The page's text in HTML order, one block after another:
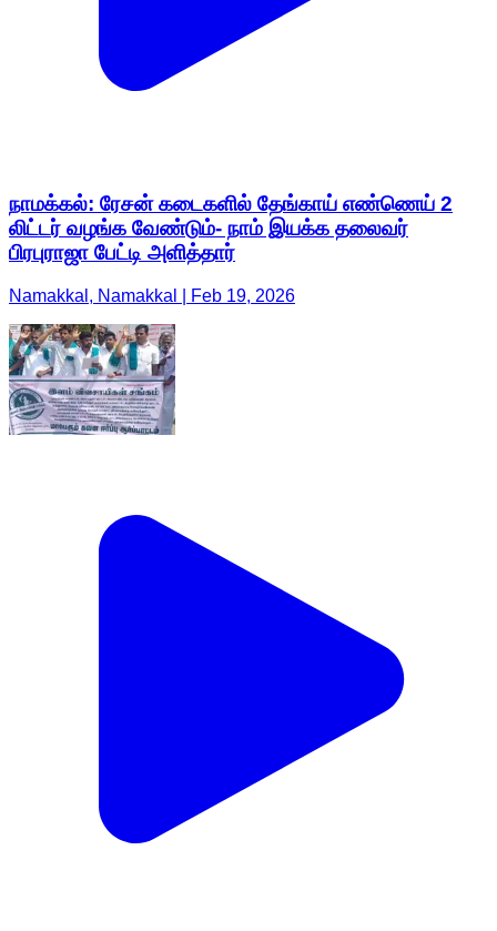
நாமக்கல்: ரேசன் கடைகளில் தேங்காய் எண்ணெய் 2
லிட்டர் வழங்க வேண்டும்- நாம் இயக்க தலைவர்
பிரபுராஜா பேட்டி அளித்தார்
Namakkal, Namakkal | Feb 19, 2026